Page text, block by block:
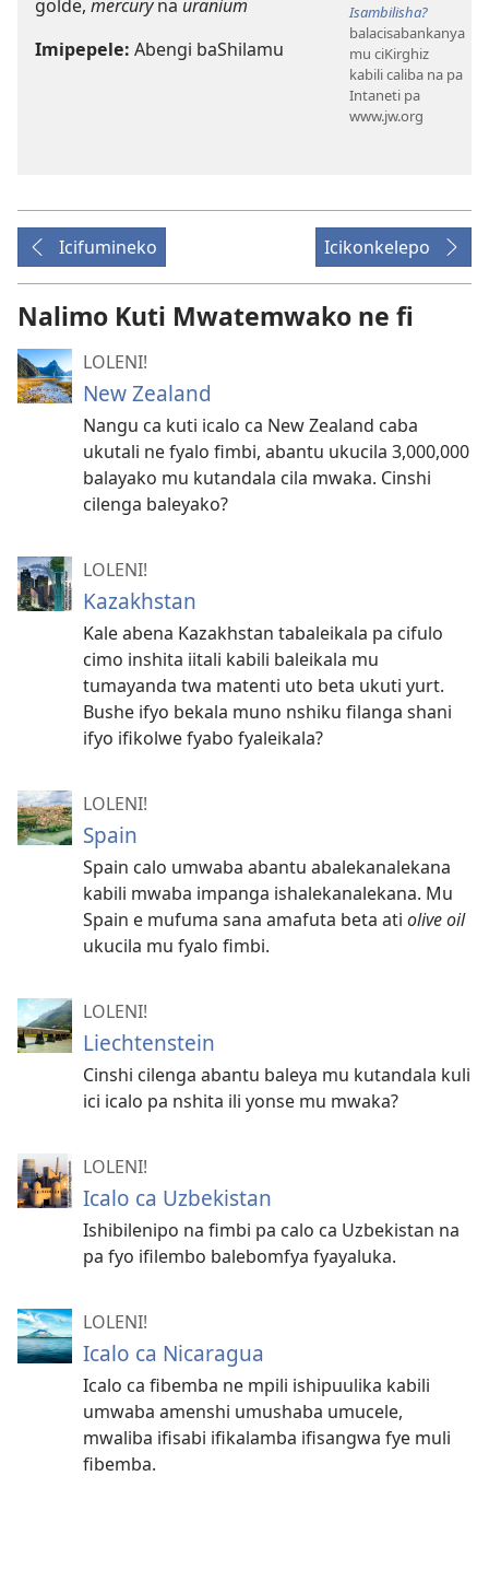
Isambilisha?
balacisabankanya
mu ciKirghiz
kabili caliba na pa
Intaneti pa
www.jw.org
golde, mercuryna uranium
Imipepele: Abengi baShilamu
Icifumineko Icikonkelepo
Nalimo Kuti Mwatemwako ne fi
LOLENI!
New Zealand
Nangu ca kuti icalo ca New Zealand caba
ukutali ne fyalo fimbi, abantu ukucila 3,000,000
balayako mu kutandala cila mwaka. Cinshi
cilenga baleyako?
LOLENI!
Kazakhstan
Kale abena Kazakhstan tabaleikala pa cifulo
cimo inshita iitali kabili baleikala mu
tumayanda twa matenti uto beta ukuti yurt.
Bushe ifyo bekala muno nshiku filanga shani
ifyo ifikolwe fyabo fyaleikala?
LOLENI!
Spain
Spain calo umwaba abantu abalekanalekana
kabili mwaba impanga ishalekanalekana. Mu
Spain e mufuma sana amafuta beta ati olive oil
ukucila mu fyalo fimbi.
LOLENI!
Liechtenstein
Cinshi cilenga abantu baleya mu kutandala kuli
ici icalo pa nshita ili yonse mu mwaka?
LOLENI!
Icalo ca Uzbekistan
Ishibilenipo na fimbi pa calo ca Uzbekistan na
pa fyo ifilembo balebomfya fyayaluka.
LOLENI!
Icalo ca Nicaragua
Icalo ca fibemba ne mpili ishipuulika kabili
umwaba amenshi umushaba umucele,
mwaliba ifisabi ifikalamba ifisangwa fye muli
fibemba.